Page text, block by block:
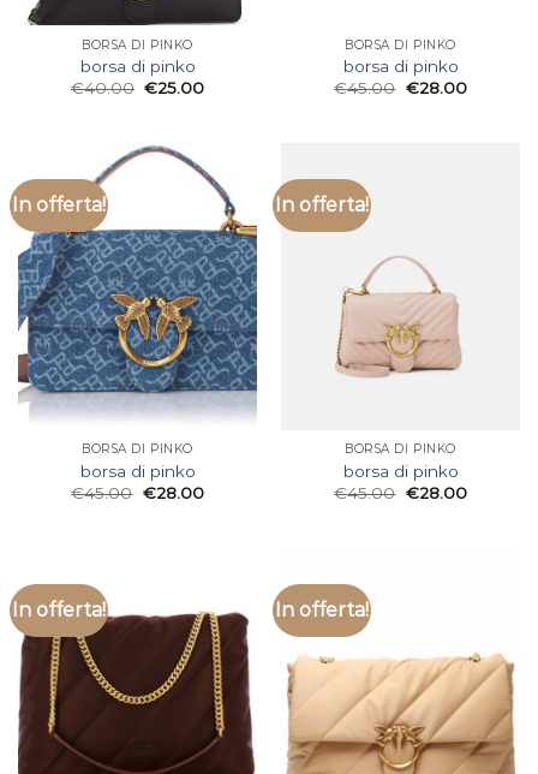
BORSA DI PINKO
borsa di pinko
€40.00 €25.00
BORSA DI PINKO
borsa di pinko
€45.00 €28.00
In offerta!
BORSA DI PINKO
borsa di pinko
€45.00 €28.00
In offerta!
BORSA DI PINKO
borsa di pinko
€45.00 €28.00
In offerta! In offerta!